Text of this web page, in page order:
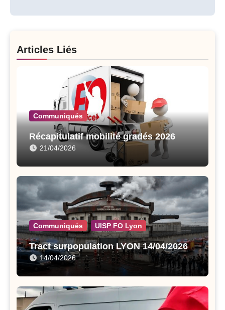
Articles Liés
Communiqués
Récapitulatif mobilité gradés 2026
21/04/2026
Communiqués UISP FO Lyon
Tract surpopulation LYON 14/04/2026
14/04/2026